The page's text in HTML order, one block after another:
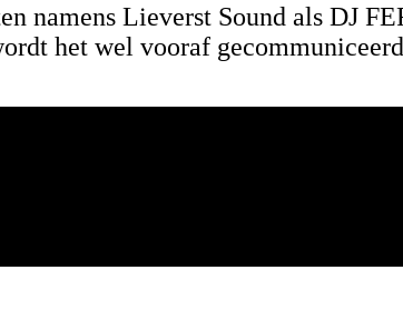
namens Lieverst Sound als DJ
het wel vooraf